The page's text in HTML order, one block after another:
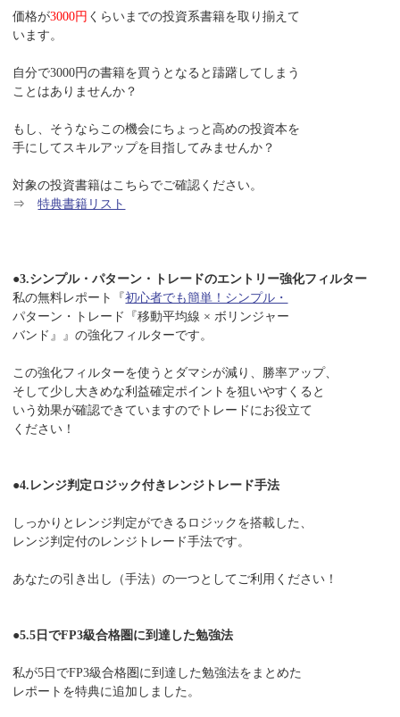
価格が3000円 くらいまでの投資系書籍を取り揃えて
います。
自分で3000円の書籍を買うとなると躊躇してしまう
ことはありませんか？
もし、そうならこの機会にちょっと高めの投資本を
手にしてスキルアップを目指してみませんか？
対象の投資書籍はこちらでご確認ください。
⇒特典書籍リスト
●3.シンプル・パターン・トレードのエントリー強化フィルター
私の無料レポート『初心者でも簡単！シンプル・
パターン・トレード『移動平均線 × ボリンジャー
バンド』』の強化フィルターです。
この強化フィルターを使うとダマシが減り、勝率アップ、
そして少し大きめな利益確定ポイントを狙いやすくると
いう効果が確認できていますのでトレードにお役立て
ください！
●4.レンジ判定ロジック付きレンジトレード手法
しっかりとレンジ判定ができるロジックを搭載した、
レンジ判定付のレンジトレード手法です。
あなたの引き出し（手法）の一つとしてご利用ください！
●5.5日でFP3級合格圏に到達した勉強法
私が5日でFP3級合格圏に到達した勉強法をまとめた
レポートを特典に追加しました。